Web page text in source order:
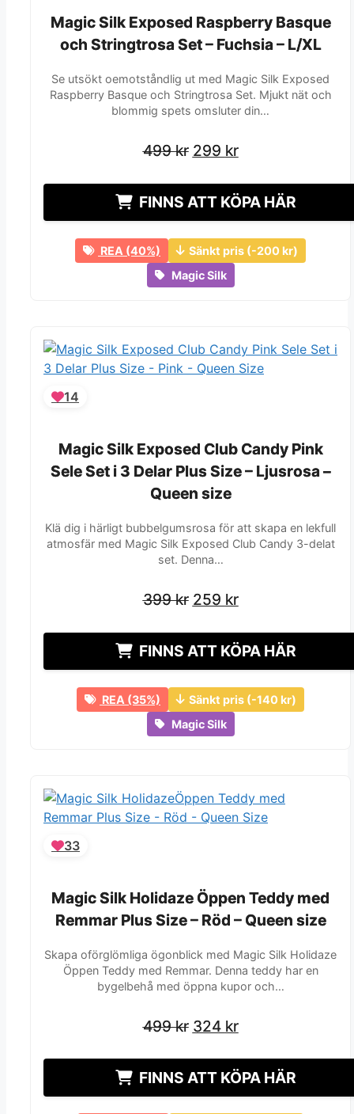
Magic Silk Exposed Raspberry Basque
och Stringtrosa Set – Fuchsia – L/XL
Magic Silk Exposed Raspberry Basque
och Stringtrosa Set – Fuchsia – L/XL
Se utsökt oemotståndlig ut med Magic Silk Exposed
Raspberry Basque och Stringtrosa Set. Mjukt nät och
blommig spets omsluter din…
499kr Det
priset
var:
499 kr.
299 krDet
priset
är:
299 kr.
499kr Det
priset
var:
499 kr.
299 krDet
priset
är:
299 kr.
FINNS ATT KÖPA HÄR
REA (40%)
Sänkt pris (-200 kr)
Magic Silk
14
Magic Silk Exposed Club Candy Pink
Sele Set i 3 Delar Plus Size – Ljusrosa –
Queen size
Magic Silk Exposed Club Candy Pink
Sele Set i 3 Delar Plus Size – Ljusrosa –
Queen size
Klä dig i härligt bubbelgumsrosa för att skapa en lekfull
atmosfär med Magic Silk Exposed Club Candy 3-delat
set. Denna…
399kr Det
priset
var:
399 kr.
259 krDet
priset
är:
259 kr.
399kr Det
priset
var:
399 kr.
259 krDet
priset
är:
259 kr.
FINNS ATT KÖPA HÄR
REA (35%)
Sänkt pris (-140 kr)
Magic Silk
33
Magic Silk Holidaze Öppen Teddy med
Remmar Plus Size – Röd – Queen size
Magic Silk Holidaze Öppen Teddy med
Remmar Plus Size – Röd – Queen size
Skapa oförglömliga ögonblick med Magic Silk Holidaze
Öppen Teddy med Remmar. Denna teddy har en
bygelbehå med öppna kupor och…
499kr Det
priset
var:
324 krDet
priset
är:
499kr Det
priset
var:
324 krDet
priset
är:
FINNS ATT KÖPA HÄR